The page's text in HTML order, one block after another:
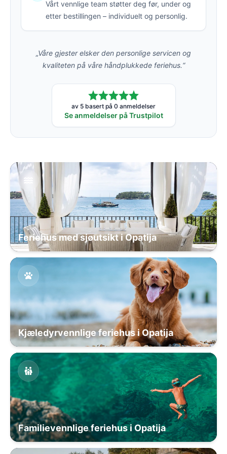
Vårt vennlige team støtter deg før, under og
etter bestillingen – individuelt og personlig.
„Våre gjester elsker den personlige servicen og
kvaliteten på våre håndplukkede feriehus.“
av 5 basert på 0 anmeldelser
Se anmeldelser på Trustpilot
Feriehus med sjøutsikt i Opatija
Kjæledyrvennlige feriehus i Opatija
Familievennlige feriehus i Opatija